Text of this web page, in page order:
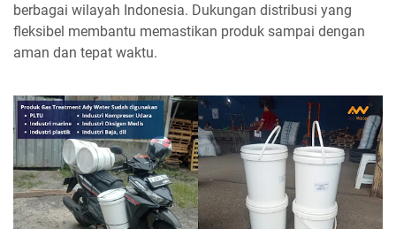
berbagai wilayah Indonesia. Dukungan distribusi yang
fleksibel membantu memastikan produk sampai dengan
aman dan tepat waktu.